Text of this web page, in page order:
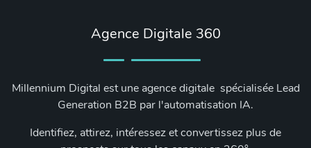
Agence Digitale 360
Millennium Digital est une agence digitale spécialisée Lead
Generation B2B par l'automatisation IA.
Identifiez, attirez, intéressez et convertissez plus de